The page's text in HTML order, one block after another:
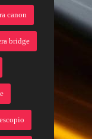
canon
bridge